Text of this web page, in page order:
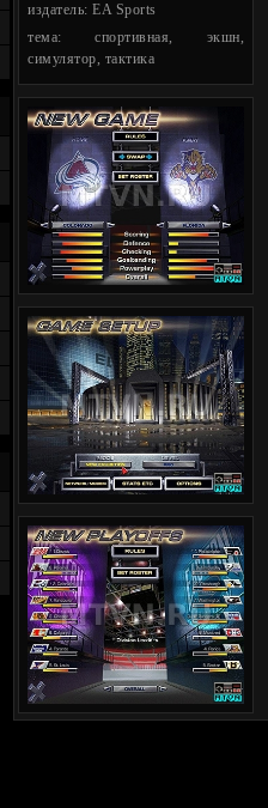
издатель: EA Sports
тема: спортивная, экшн,
симулятор, тактика